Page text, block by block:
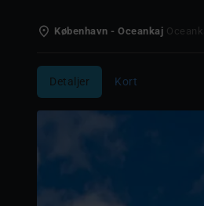
København - Oceankaj
Detaljer Kort